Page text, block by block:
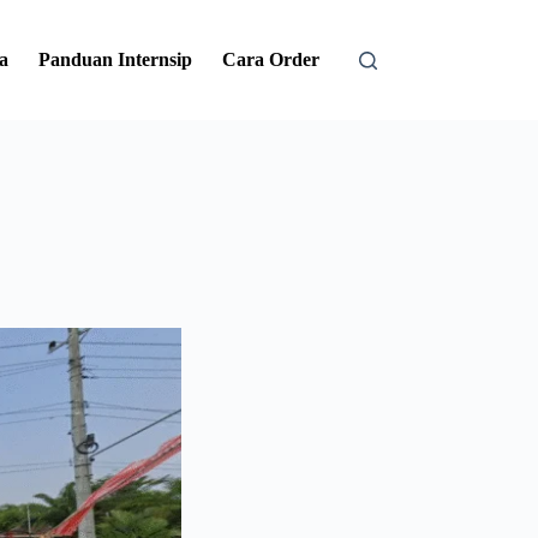
Panduan Internsip Cara Order